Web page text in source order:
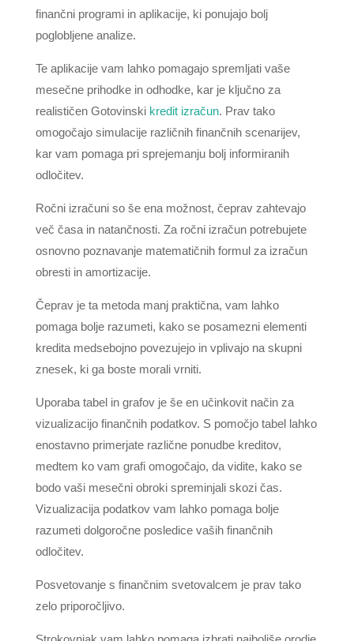
finančni programi in aplikacije, ki ponujajo bolj
poglobljene analize.
Te aplikacije vam lahko pomagajo spremljati vaše
mesečne prihodke in odhodke, kar je ključno za
realističen Gotovinski kredit izračun. Prav tako
omogočajo simulacije različnih finančnih scenarijev,
kar vam pomaga pri sprejemanju bolj informiranih
odločitev.
Ročni izračuni so še ena možnost, čeprav zahtevajo
več časa in natančnosti. Za ročni izračun potrebujete
osnovno poznavanje matematičnih formul za izračun
obresti in amortizacije.
Čeprav je ta metoda manj praktična, vam lahko
pomaga bolje razumeti, kako se posamezni elementi
kredita medsebojno povezujejo in vplivajo na skupni
znesek, ki ga boste morali vrniti.
Uporaba tabel in grafov je še en učinkovit način za
vizualizacijo finančnih podatkov. S pomočjo tabel lahko
enostavno primerjate različne ponudbe kreditov,
medtem ko vam grafi omogočajo, da vidite, kako se
bodo vaši mesečni obroki spreminjali skozi čas.
Vizualizacija podatkov vam lahko pomaga bolje
razumeti dolgoročne posledice vaših finančnih
odločitev.
Posvetovanje s finančnim svetovalcem je prav tako
zelo priporočljivo.